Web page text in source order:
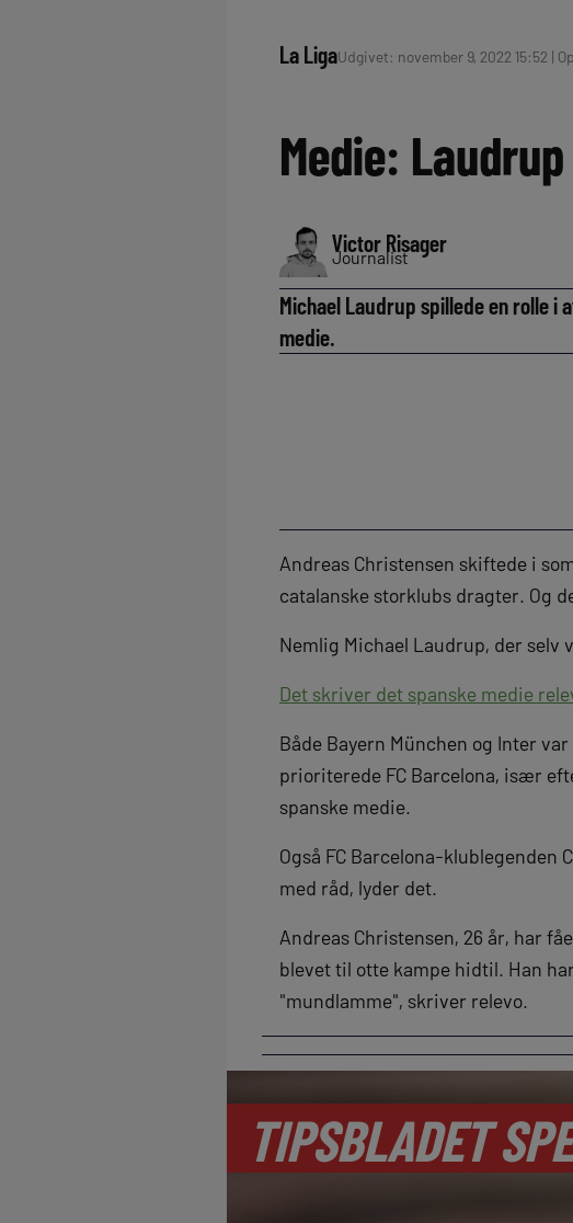
La LigaUdgivet: november 9, 2022 15:52 |
Medie:
Victor Risager
Journalist
Michael Laudrup spillede en rolle i
medie.
Andreas Christensen skiftede i
catalanske storklubs dragter. Og
Nemlig Michael Laudrup, der selv
Det skriver det spanske medie
Både Bayern München og Inter
prioriterede FC Barcelona, især
spanske medie.
Også FC Barcelona-klublegenden
med råd, lyder det.
Andreas Christensen, 26 år, har
blevet til otte kampe hidtil. Han
"mundlamme", skriver relevo.
TIPSBLADET